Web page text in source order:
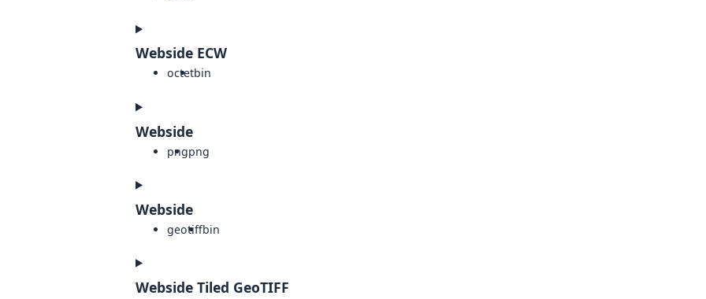
Webside ECW
octetbin
Webside
pngpng
Webside
geotiffbin
Webside Tiled GeoTIFF